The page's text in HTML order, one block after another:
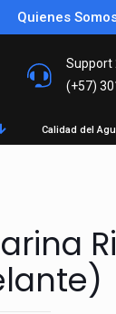
Quienes
Support
(+57)
Calidad del